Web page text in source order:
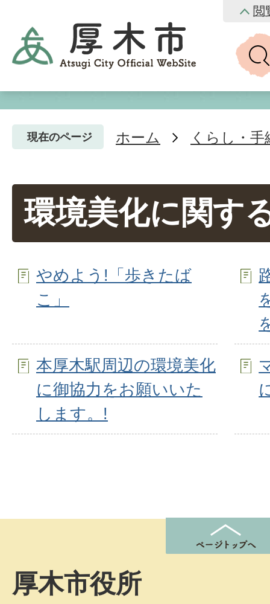
閲
現在のページ ホーム くらし・手
環境美化に関す
やめよう!「歩きたば
こ」
本厚木駅周辺の環境美化
に御協力をお願いいた
します。!
厚木市役所